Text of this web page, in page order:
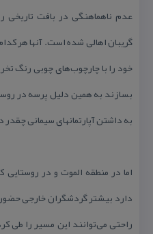
عدم ناهماهنگی در بافت
گریبان اهالی شده است. آنها هر
خود را با چارچوب‌های چوبی رنگ
بسازند به همین دلیل پرسه در
به داشتن آپارتمانهای سیمانی
اما در منطقه الموت و در
دارد بیشتر گردشگران خارجی
راحتی می‌توانند این مسیر را طی